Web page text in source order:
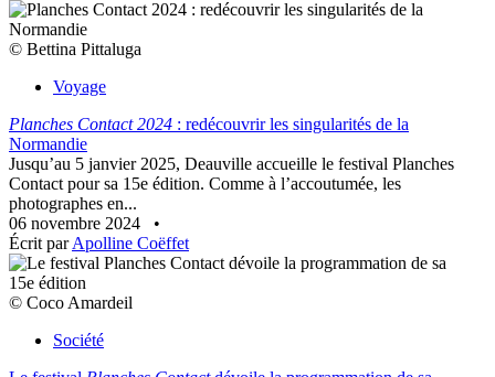
© Bettina Pittaluga
Voyage
Planches Contact 2024 : redécouvrir les singularités de la
Normandie
Jusqu’au 5 janvier 2025, Deauville accueille le festival Planches
Contact pour sa 15e édition. Comme à l’accoutumée, les
photographes en...
06 novembre 2024
•
Écrit parApolline Coëffet
© Coco Amardeil
Société